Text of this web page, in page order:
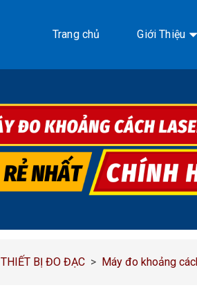
Trang chủ Giới Thiệu
THIẾT BỊ ĐO ĐẠC > Máy đo khoảng